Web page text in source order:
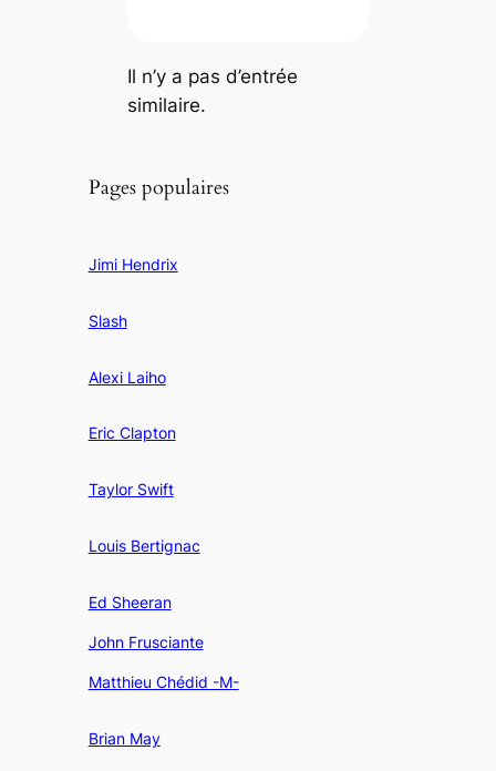
Il n’y a pas d’entrée
similaire.
Pages populaires
Jimi Hendrix
Slash
Alexi Laiho
Eric Clapton
Taylor Swift
Louis Bertignac
Ed Sheeran
John Frusciante
Matthieu Chédid -M-
Brian May